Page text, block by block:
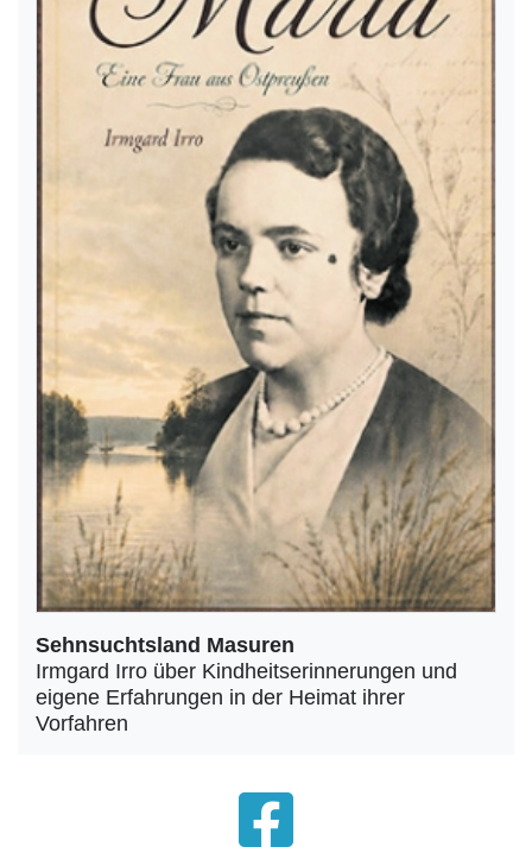
Sehnsuchtsland Masuren
Irmgard Irro über Kindheitserinnerungen und
eigene Erfahrungen in der Heimat ihrer
Vorfahren